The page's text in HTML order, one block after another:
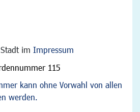
im Impressum
115
kann ohne Vorwahl von allen
werden.